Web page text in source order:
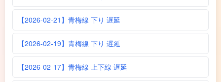
【2026-02-21】青梅線 下り 遅延
【2026-02-19】青梅線 下り 遅延
【2026-02-17】青梅線 上下線 遅延